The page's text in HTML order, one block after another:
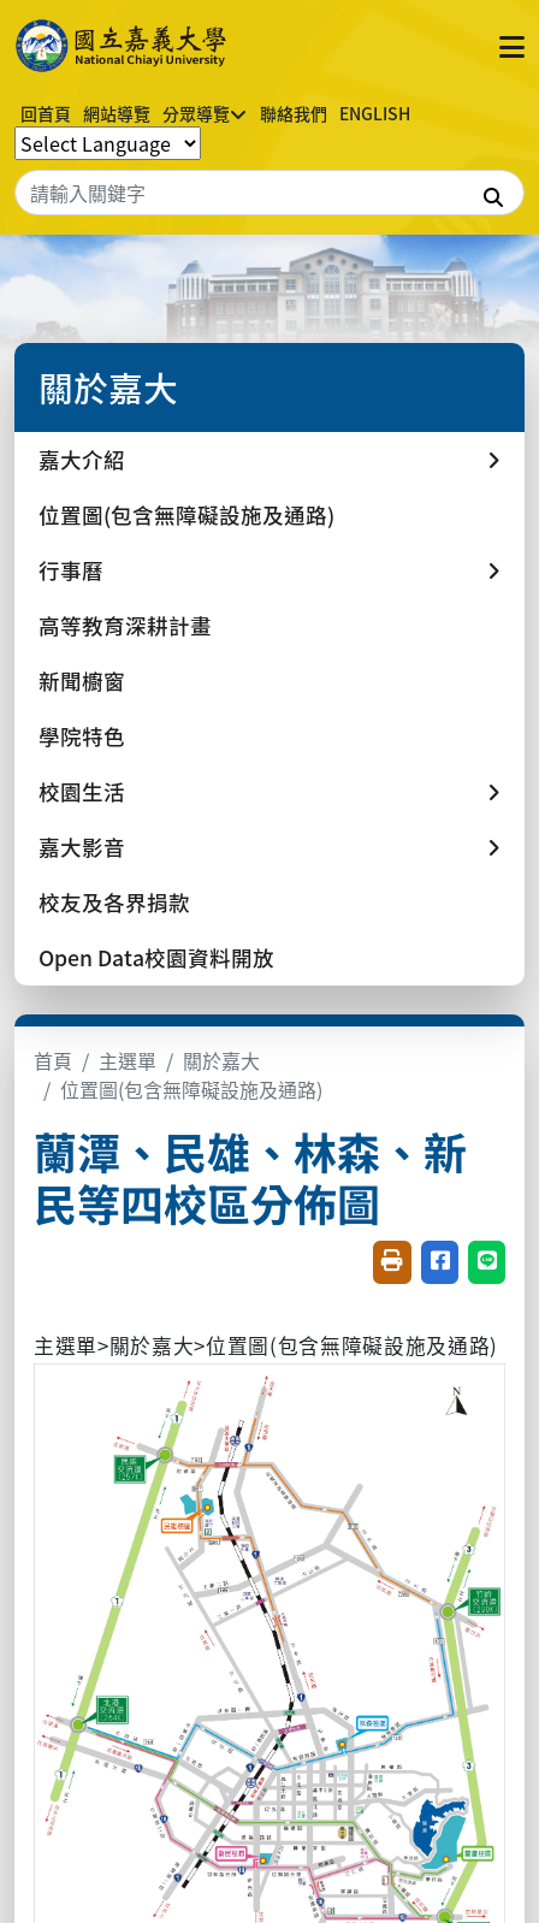
回首頁 網站導覽 分眾導覽 聯絡我們 ENGLISH
搜尋
關於嘉大
嘉大介紹
位置圖(包含無障礙設施及通路)
行事曆
高等教育深耕計畫
新聞櫥窗
學院特色
校園生活
嘉大影音
校友及各界捐款
Open Data校園資料開放
首頁 主選單
關於嘉大
位置圖(包含無障礙設施及通路)
蘭潭、民雄、林森、新
民等四校區分佈圖
友善列印(開新視
分享至臉書
分享
主選單>關於嘉大>位置圖(包含無障礙設施及通路)